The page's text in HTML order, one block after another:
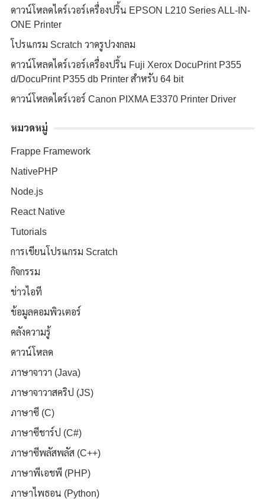
ดาวน์โหลดไดร์เวอร์เครื่องปริ้น EPSON L210 Series ALL-IN-
ONE Printer
โปรแกรม Scratch วาดรูปวงกลม
ดาวน์โหลดไดร์เวอร์เครื่องปริ้น Fuji Xerox DocuPrint P355
d/DocuPrint P355 db Printer สำหรับ 64 bit
ดาวน์โหลดไดร์เวอร์ Canon PIXMA E3370 Printer Driver
หมวดหมู่
Frappe Framework
NativePHP
Node.js
React Native
Tutorials
การเขียนโปรแกรม Scratch
กิจกรรม
ข่าวไอที
ข้อมูลคอมพิวเตอร์
คลังความรู้
ดาวน์โหลด
ภาษาจาวา (Java)
ภาษาจาวาสคริป (JS)
ภาษาซี (C)
ภาษาซีชาร์ป (C#)
ภาษาซีพลัสพลัส (C++)
ภาษาพีเอชพี (PHP)
ภาษาไพธอน (Python)